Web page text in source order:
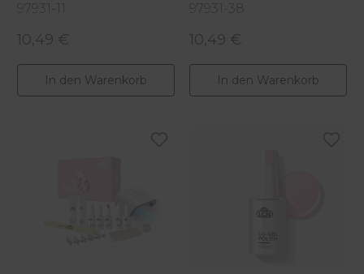
97931-11
Regulärer Preis:
10,49 €
In den Warenkorb
97931-38
Regulärer Preis:
10,49 €
In den Warenkorb